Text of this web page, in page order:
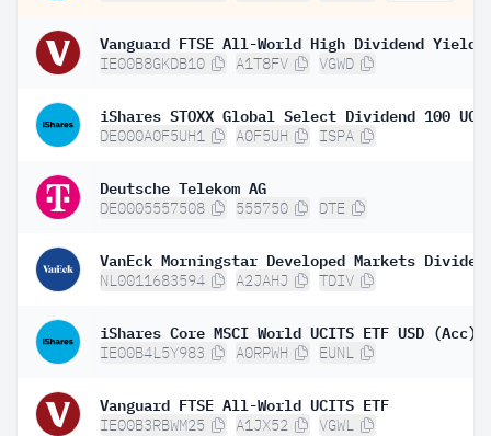
IE00B8GKDB10 A1T8FV VGWD
DE000A0F5UH1 A0F5UH ISPA
Deutsche Telekom AG
DE0005557508 555750 DTE
NL0011683594 A2JAHJ TDIV
iShares Core MSCI World UCITS ETF USD (Acc)
IE00B4L5Y983 A0RPWH EUNL
Vanguard FTSE All-World UCITS ETF
IE00B3RBWM25 A1JX52 VGWL